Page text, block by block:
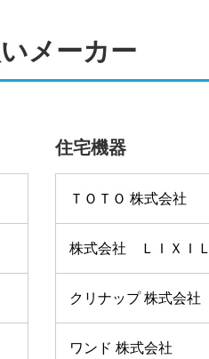
メーカー
住宅機器
ＴＯＴＯ 株式会社
株式会社 ＬＩＸＩＬ
クリナップ 株式会社
ワンド 株式会社